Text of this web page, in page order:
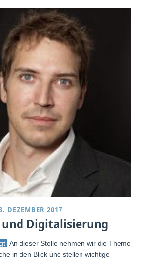
DEZEMBER 2017
Digitalisierung
An dieser Stelle nehmen wir die Themen
in den Blick und stellen wichtige